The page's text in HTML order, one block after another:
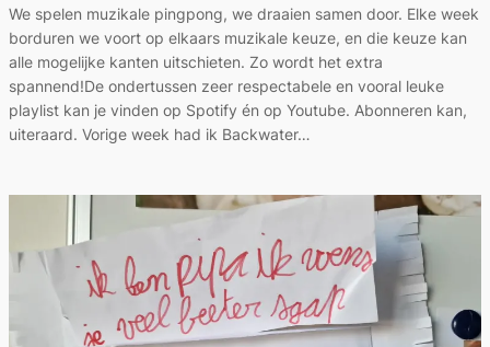
We spelen muzikale pingpong, we draaien samen door. Elke week
borduren we voort op elkaars muzikale keuze, en die keuze kan
alle mogelijke kanten uitschieten. Zo wordt het extra
spannend!De ondertussen zeer respectabele en vooral leuke
playlist kan je vinden op Spotify én op Youtube. Abonneren kan,
uiteraard. Vorige week had ik Backwater…